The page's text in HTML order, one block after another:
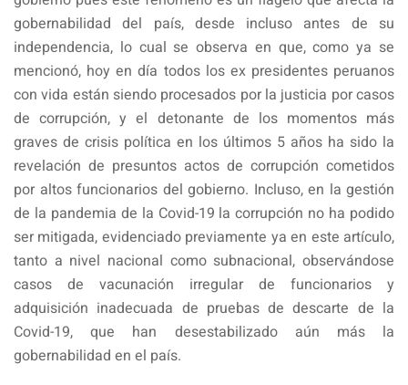
gobernabilidad del país, desde incluso antes de su
independencia, lo cual se observa en que, como ya se
mencionó, hoy en día todos los ex presidentes peruanos
con vida están siendo procesados por la justicia por casos
de corrupción, y el detonante de los momentos más
graves de crisis política en los últimos 5 años ha sido la
revelación de presuntos actos de corrupción cometidos
por altos funcionarios del gobierno. Incluso, en la gestión
de la pandemia de la Covid-19 la corrupción no ha podido
ser mitigada, evidenciado previamente ya en este artículo,
tanto a nivel nacional como subnacional, observándose
casos de vacunación irregular de funcionarios y
adquisición inadecuada de pruebas de descarte de la
Covid-19, que han desestabilizado aún más la
gobernabilidad en el país.